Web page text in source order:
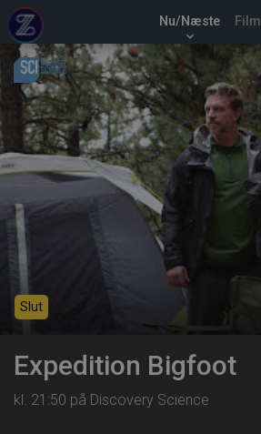
Nu/Næste
keyboard_arrow_down
Film
Slut
Expedition Bigfoot
kl. 21:50 på Discovery Science